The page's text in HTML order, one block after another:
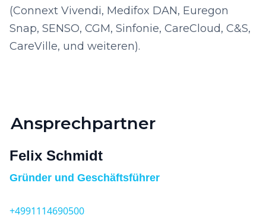
(Connext Vivendi, Medifox DAN, Euregon
Snap, SENSO, CGM, Sinfonie, CareCloud, C&S,
CareVille, und weiteren).
Ansprechpartner
Felix Schmidt
Gründer und Geschäftsführer
+4991114690500